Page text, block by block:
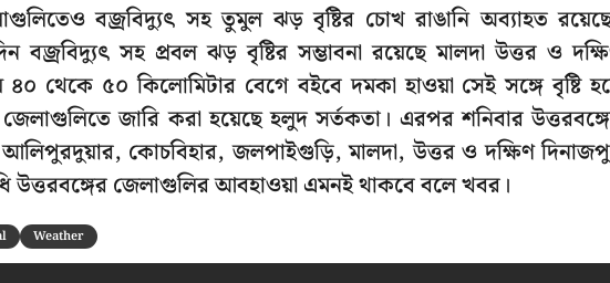
বজ্রবিদ্যুৎ সহ তুমুল ঝড় বৃষ্টির চোখ রাঙানি অব্যাহত
সহ প্রবল ঝড় বৃষ্টির সম্ভাবনা রয়েছে মালদা উত্তর ও
৪০ থেকে ৫০ কিলোমিটার বেগে বইবে দমকা হাওয়া সেই সঙ্গে বৃষ্টি
জেলাগুলিতে জারি করা হয়েছে হলুদ সর্তকতা। এরপর শনিবার
আলিপুরদুয়ার, কোচবিহার, জলপাইগুড়ি, মালদা, উত্তর ও দক্ষিণ
উত্তরবঙ্গের জেলাগুলির আবহাওয়া এমনই থাকবে বলে খবর।
Weather